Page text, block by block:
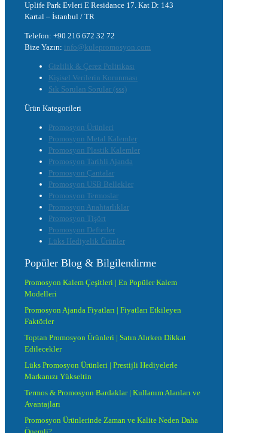
Uplife Park Evleri E Residance 17. Kat D: 143
Kartal – İstanbul / TR
Telefon: +90 216 672 32 72
Bize Yazın: info@kulepromosyon.com
Gizlilik & Çerez Politikası
Kişisel Verilerin Korunması
Sık Sorulan Sorular (sss)
Ürün Kategorileri
Promosyon Ürünleri
Promosyon Metal Kalemler
Promosyon Plastik Kalemler
Promosyon Tarihli Ajanda
Promosyon Çantalar
Promosyon USB Bellekler
Promosyon Termoslar
Promosyon Anahtarlıklar
Promosyon Tişört
Promosyon Defterler
Lüks Hediyelik Ürünler
Popüler Blog & Bilgilendirme
Promosyon Kalem Çeşitleri | En Popüler Kalem
Modelleri
Promosyon Ajanda Fiyatları | Fiyatları Etkileyen
Faktörler
Toptan Promosyon Ürünleri | Satın Alırken Dikkat
Edilecekler
Lüks Promosyon Ürünleri | Prestijli Hediyelerle
Markanızı Yükseltin
Termos & Promosyon Bardaklar | Kullanım Alanları ve
Avantajları
Promosyon Ürünlerinde Zaman ve Kalite Neden Daha